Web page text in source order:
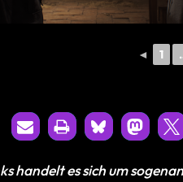
◄ 1
handelt es sich um